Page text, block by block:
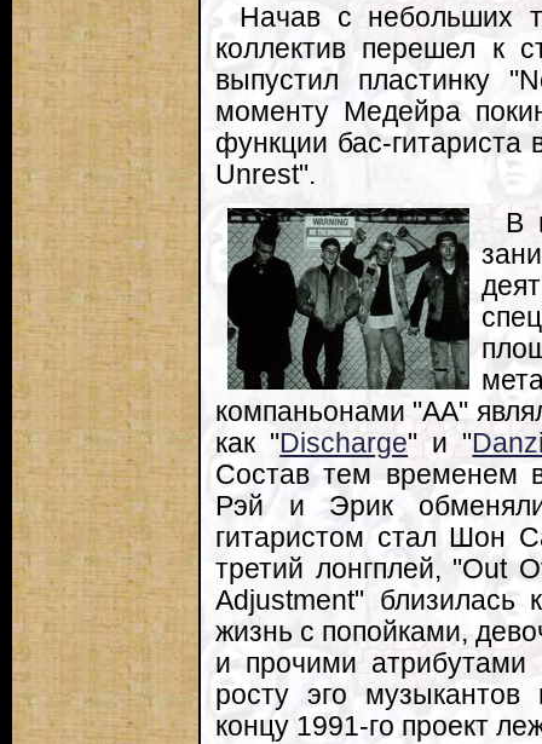
Начав с небольших
коллектив перешел к
выпустил пластинку
моменту Медейра
функции бас-гитариста
Unrest".
В
компаньонами "AA"
как "Discharge" и "
Состав тем временем
Рэй и Эрик
гитаристом стал Шон
третий лонгплей, "Out
Adjustment" близилась
жизнь с попойками,
и прочими
росту эго
концу 1991-го проект